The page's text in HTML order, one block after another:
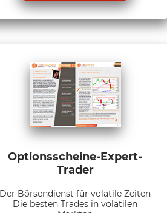
Optionsscheine-Expert-
Trader
Der Börsendienst für volatile Zeiten
Die besten Trades in volatilen